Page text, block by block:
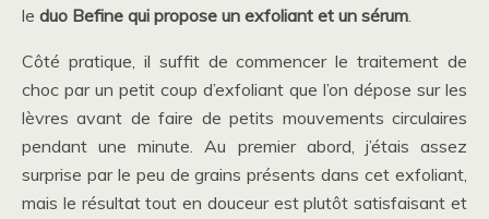
le duo Befine qui propose un exfoliant et un sérum.
Côté pratique, il suffit de commencer le traitement de
choc par un petit coup d’exfoliant que l’on dépose sur les
lèvres avant de faire de petits mouvements circulaires
pendant une minute. Au premier abord, j’étais assez
surprise par le peu de grains présents dans cet exfoliant,
mais le résultat tout en douceur est plutôt satisfaisant et